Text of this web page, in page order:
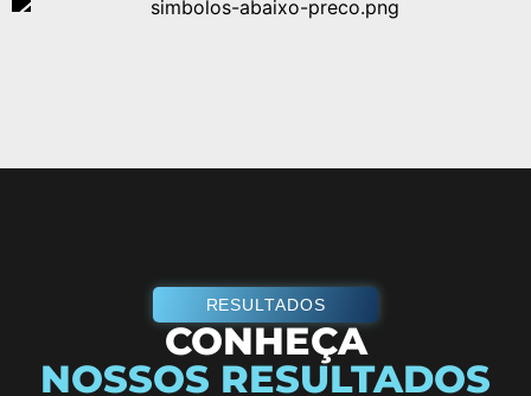
RESULTADOS
CONHEÇA
NOSSOS RESULTADOS